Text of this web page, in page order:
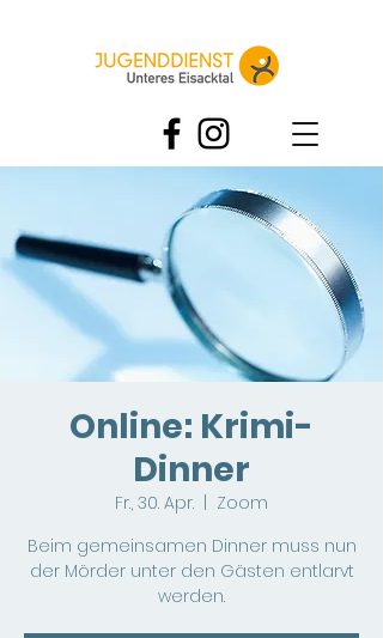
Online: Krimi-
Dinner
Fr., 30. Apr.
Zoom
Beim gemeinsamen Dinner muss nun
der Mörder unter den Gästen entlarvt
werden.